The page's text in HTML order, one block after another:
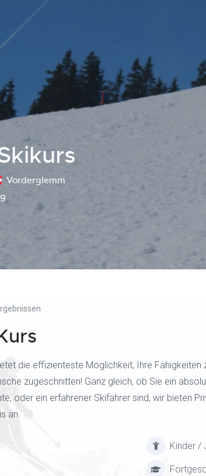
Vorderglemm
die effizienteste Möglichkeit, Ihre Fähigkeiten
zugeschnitten! Ganz gleich, ob Sie ein
oder ein erfahrener Skifahrer sind, wir bieten
an.
Kinder /